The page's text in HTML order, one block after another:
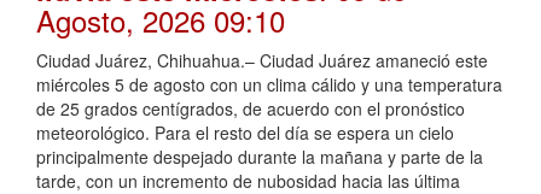
Agosto, 2026 09:10
Ciudad Juárez, Chihuahua.– Ciudad Juárez amaneció este
miércoles 5 de agosto con un clima cálido y una temperatura
de 25 grados centígrados, de acuerdo con el pronóstico
meteorológico. Para el resto del día se espera un cielo
principalmente despejado durante la mañana y parte de la
tarde, con un incremento de nubosidad hacia las última